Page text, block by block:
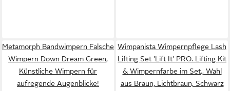
Metamorph Bandwimpern Falsche
Wimpern Down Dream Green,
Künstliche Wimpern für
aufregende Augenblicke!
Wimpanista Wimpernpflege Lash
Lifting Set 'Lift It' PRO. Lifting Kit
& Wimpernfarbe im Set., Wahl
aus Braun, Lichtbraun, Schwarz